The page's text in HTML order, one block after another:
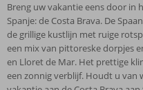
Breng uw vakantie eens door in
Spanje: de Costa Brava. De
de grillige kustlijn met ruige
een mix van pittoreske dorpjes
en Lloret de Mar. Het prettige
een zonnig verblijf. Houdt u van